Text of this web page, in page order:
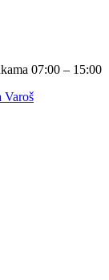
07:00 – 15:00